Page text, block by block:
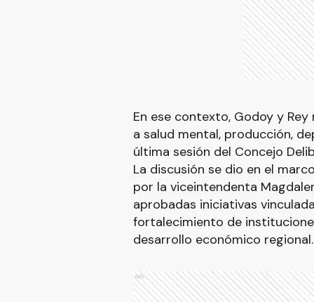
En ese contexto, Godoy y
a salud mental, producción,
última sesión del Concejo
La discusión se dio en el
por la viceintendenta
aprobadas iniciativas
fortalecimiento de
desarrollo económico regional.
Ads